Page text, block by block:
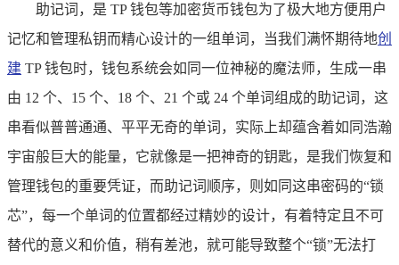
助记词，是 TP 钱包等加密货币钱包为了极大地方便用户
记忆和管理私钥而精心设计的一组单词，当我们满怀期待地创
建 TP 钱包时，钱包系统会如同一位神秘的魔法师，生成一串
由 12 个、15 个、18 个、21 个或 24 个单词组成的助记词，这
串看似普普通通、平平无奇的单词，实际上却蕴含着如同浩瀚
宇宙般巨大的能量，它就像是一把神奇的钥匙，是我们恢复和
管理钱包的重要凭证，而助记词顺序，则如同这串密码的“锁
芯”，每一个单词的位置都经过精妙的设计，有着特定且不可
替代的意义和价值，稍有差池，就可能导致整个“锁”无法打